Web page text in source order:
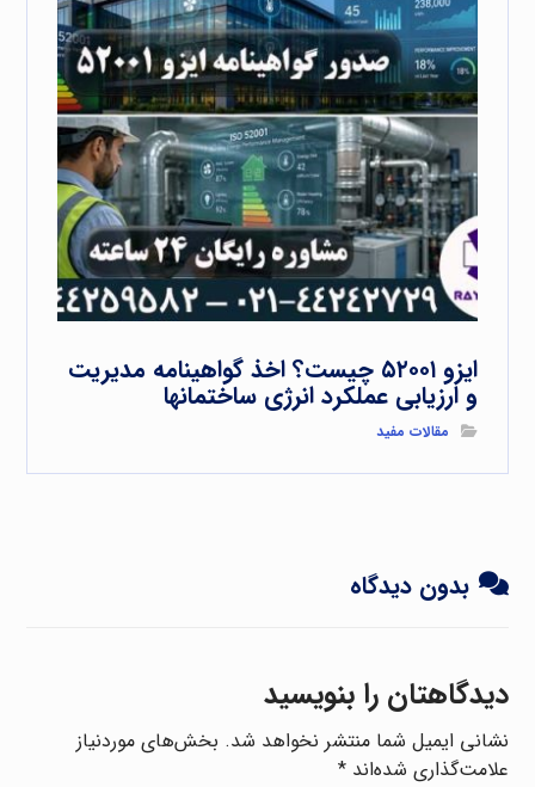
ایزو ۵۲۰۰۱ چیست؟ اخذ گواهینامه مدیریت
و ارزیابی عملکرد انرژی ساختمانها
مقالات مفید
بدون دیدگاه
دیدگاهتان را بنویسید
نشانی ایمیل شما منتشر نخواهد شد. بخش‌های موردنیاز
علامت‌گذاری شده‌اند*